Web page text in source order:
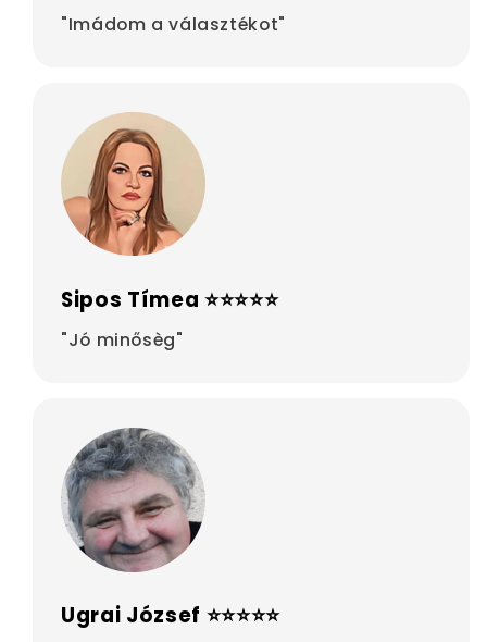
"Imádom a választékot"
Sipos Tímea ⭐⭐⭐⭐⭐
"Jó minősèg"
Ugrai József ⭐⭐⭐⭐⭐